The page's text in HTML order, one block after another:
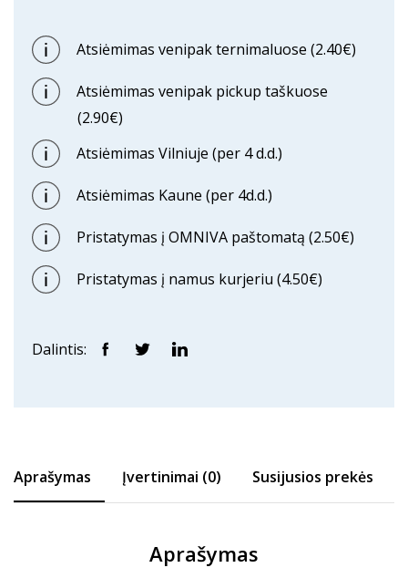
Atsiėmimas venipak ternimaluose (2.40€)
Atsiėmimas venipak pickup taškuose
(2.90€)
Atsiėmimas Vilniuje (per 4 d.d.)
Atsiėmimas Kaune (per 4d.d.)
Pristatymas į OMNIVA paštomatą (2.50€)
Pristatymas į namus kurjeriu (4.50€)
Dalintis:
Aprašymas Įvertinimai (0) Susijusios prekės
Aprašymas